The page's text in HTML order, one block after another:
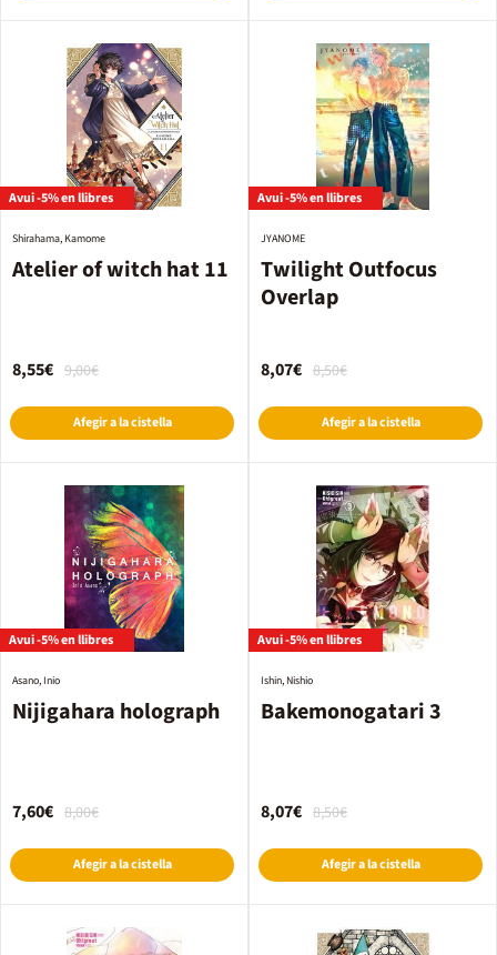
Avui -5% en llibres
Atelier of witch hat 11
Shirahama, Kamome
9,00€
8,55€
Afegir a la cistella
Avui -5% en llibres
Twilight Outfocus
Overlap
JYANOME
8,50€
8,07€
Afegir a la cistella
Avui -5% en llibres
Nijigahara holograph
Asano, Inio
8,00€
7,60€
Afegir a la cistella
Avui -5% en llibres
Bakemonogatari 3
Ishin, Nishio
8,50€
8,07€
Afegir a la cistella